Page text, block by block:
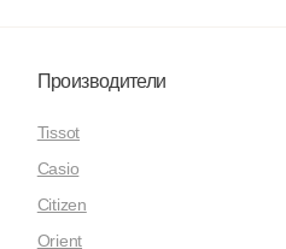
Производители
Tissot
Casio
Citizen
Orient